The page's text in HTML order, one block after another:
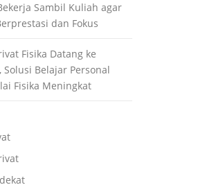
Sambil Kuliah agar
dan Fokus
Fisika Datang ke
Solusi Belajar Personal
Fisika Meningkat